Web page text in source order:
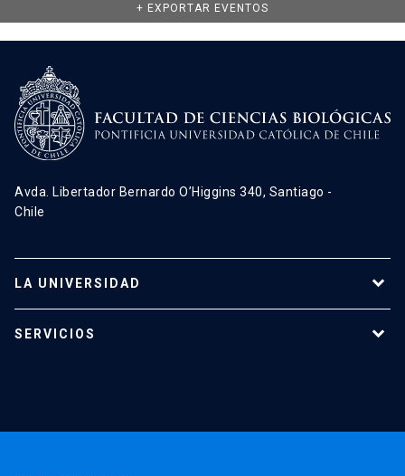
+ EXPORTAR EVENTOS
Avda. Libertador Bernardo O’Higgins 340, Santiago -
Chile
LA UNIVERSIDAD
SERVICIOS